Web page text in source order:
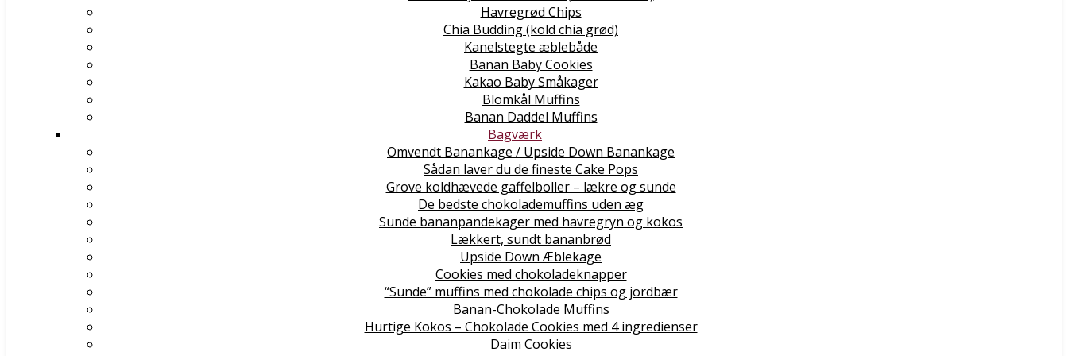
Havregrød Chips
Chia Budding (kold chia grød)
Kanelstegte æblebåde
Banan Baby Cookies
Kakao Baby Småkager
Blomkål Muffins
Banan Daddel Muffins
Bagværk
Omvendt Banankage / Upside Down Banankage
Sådan laver du de fineste Cake Pops
Grove koldhævede gaffelboller – lækre og sunde
De bedste chokolademuffins uden æg
Sunde bananpandekager med havregryn og kokos
Lækkert, sundt bananbrød
Upside Down Æblekage
Cookies med chokoladeknapper
“Sunde” muffins med chokolade chips og jordbær
Banan-Chokolade Muffins
Hurtige Kokos – Chokolade Cookies med 4 ingredienser
Daim Cookies